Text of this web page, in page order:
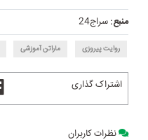
منبع:سراج24
روایت پیروزی ماراتن آموزشی
اشتراک گذاری
نظرات کاربران